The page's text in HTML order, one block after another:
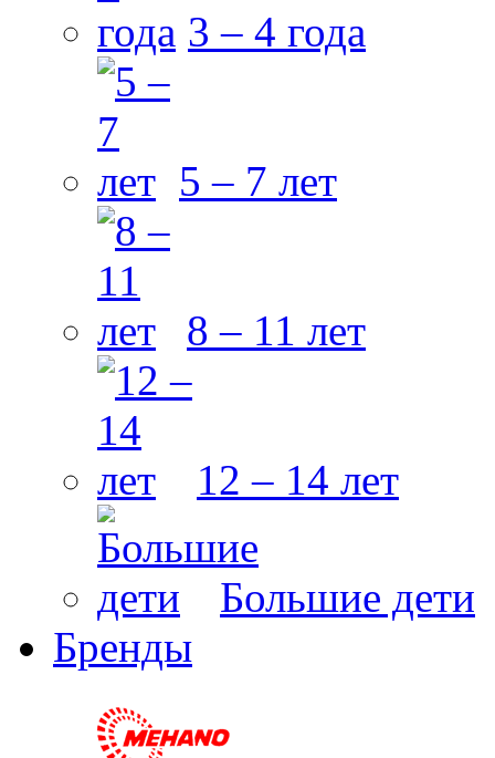
3 – 4 года
5 – 7 лет
8 – 11 лет
12 – 14 лет
Большие дети
Бренды